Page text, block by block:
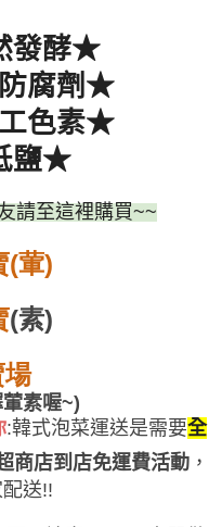
發酵★
腐劑 ★
色素★
鹽★
請至這裡購買~~
(葷)
(素)
場
素喔~)
:韓式泡菜運送是需要全
商店到店免運費活動，
送!!